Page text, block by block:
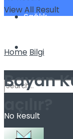
Sağlık
Spor
No Result
View All Result
Home Bilgi
Bayan